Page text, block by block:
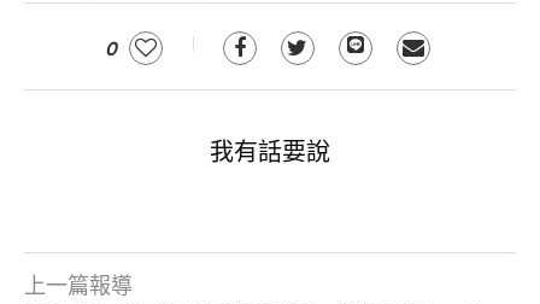
0
我有話要說
上一篇報導